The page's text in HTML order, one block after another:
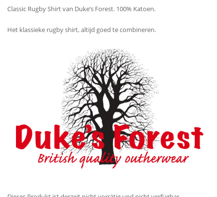
Classic Rugby Shirt van Duke’s Forest. 100% Katoen.
Het klassieke rugby shirt, altijd goed te combineren.